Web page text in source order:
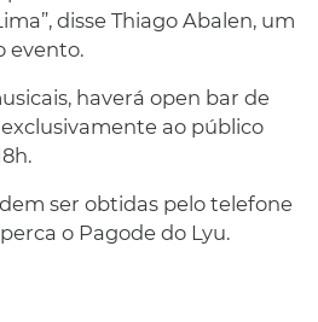
disse Thiago Abalen, um
evento.
haverá open bar de
ao público
ser obtidas pelo telefone
perca o Pagode do Lyu.